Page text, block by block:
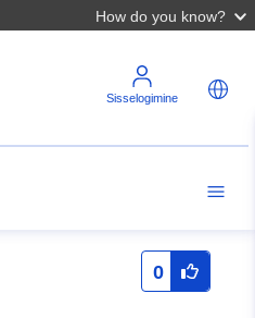
How do you know?
Sisselogimine
0